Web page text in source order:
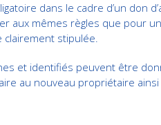
dans le cadre d’un don
aux mêmes règles que pour
clairement stipulée.
et identifiés peuvent être
au nouveau propriétaire ainsi